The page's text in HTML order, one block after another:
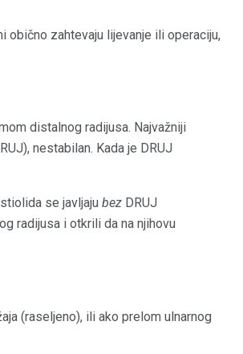
obično zahtevaju lijevanje ili operaciju,
distalnog radijusa. Najvažniji
nestabilan. Kada je DRUJ
se javljaju bez DRUJ
radijusa i otkrili da na njihovu
(raseljeno), ili ako prelom ulnarnog